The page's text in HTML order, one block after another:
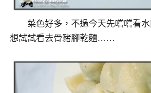
菜色好多，不過今天先嚐嚐看水
想試試看去骨豬腳乾麵……